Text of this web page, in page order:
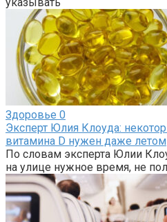
Здоровье 0
Эксперт Юлия Клоуда:
витамина D нужен даже летом
По словам эксперта Юлии
на улице нужное время, не